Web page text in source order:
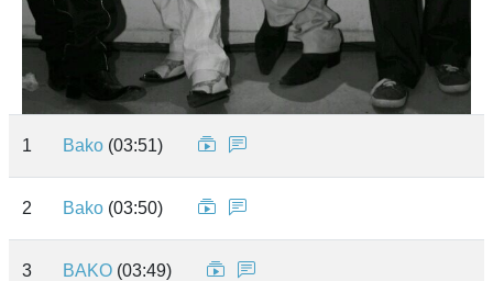
1 Bako (03:51)
2 Bako (03:50)
3 BAKO (03:49)